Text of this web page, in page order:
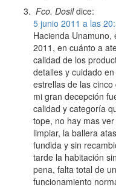
Fco. Dosil dice:
5 junio 2011 a las
Hacienda Unamuno,
2011, en cuánto a
calidad de los
detalles y cuidado
estrellas de las
mi gran decepción
calidad y categoría
tope, no hay mas
limpiar, la ballera
fundida y sin
tarde la habitación
pena, falta total de
funcionamiento